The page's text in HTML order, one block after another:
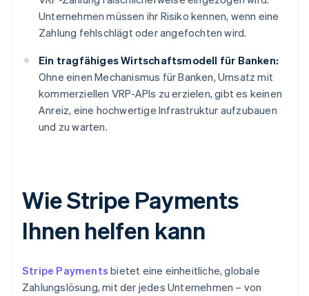
Unternehmen müssen ihr Risiko kennen, wenn eine
Zahlung fehlschlägt oder angefochten wird.
Ein tragfähiges Wirtschaftsmodell für Banken:
Ohne einen Mechanismus für Banken, Umsatz mit
kommerziellen VRP-APIs zu erzielen, gibt es keinen
Anreiz, eine hochwertige Infrastruktur aufzubauen
und zu warten.
Wie Stripe Payments
Ihnen helfen kann
Stripe Payments bietet eine einheitliche, globale
Zahlungslösung, mit der jedes Unternehmen – von